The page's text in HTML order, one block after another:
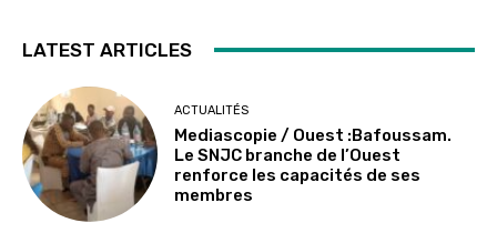
LATEST ARTICLES
ACTUALITÉS
Mediascopie / Ouest :Bafoussam.
Le SNJC branche de l’Ouest
renforce les capacités de ses
membres